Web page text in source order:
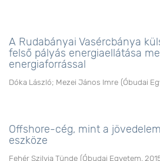
A Rudabányai Vasércbánya
felső pályás energiaellátása
energiaforrással
Dóka László; Mezei János Imre (Óbudai
Offshore-cég, mint a
eszköze
Fehér Szilvia Tünde (Óbudai Egyetem